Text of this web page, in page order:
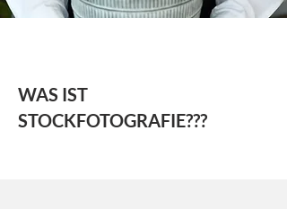
WAS IST
STOCKFOTOGRAFIE???